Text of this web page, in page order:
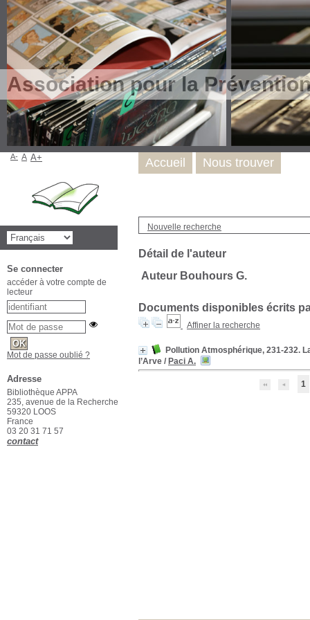
Association pour la
Nouvelle recherche
Détail de l'auteur
Auteur Bouhours G.
Documents disponibles écrits
Affiner la recherche
Pollution Atmosphérique, 231-232.
l’Arve / Paci A.
1
Accueil Nous trouver
A- A A+
Se connecter
accéder à votre compte de
lecteur
Mot de passe oublié ?
Adresse
Bibliothèque APPA
235, avenue de la Recherche
59320 LOOS
France
03 20 31 71 57
contact